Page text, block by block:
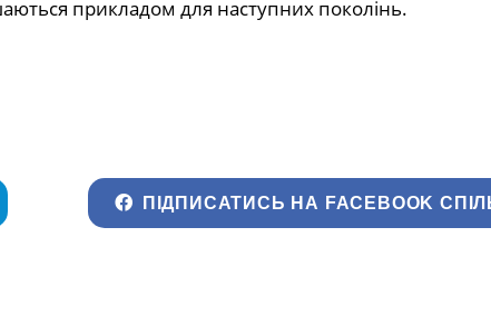
прикладом для наступних поколінь.
ПІДПИСАТИСЬ НА FACEBOOK